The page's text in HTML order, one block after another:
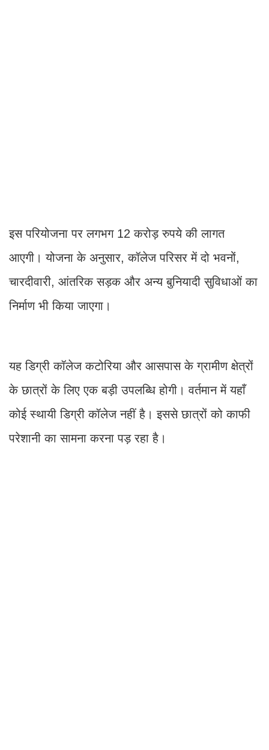
इस परियोजना पर लगभग 12 करोड़ रुपये की लागत
आएगी। योजना के अनुसार, कॉलेज परिसर में दो भवनों,
चारदीवारी, आंतरिक सड़क और अन्य बुनियादी सुविधाओं का
निर्माण भी किया जाएगा।
यह डिग्री कॉलेज कटोरिया और आसपास के ग्रामीण क्षेत्रों
के छात्रों के लिए एक बड़ी उपलब्धि होगी। वर्तमान में यहाँ
कोई स्थायी डिग्री कॉलेज नहीं है। इससे छात्रों को काफी
परेशानी का सामना करना पड़ रहा है।